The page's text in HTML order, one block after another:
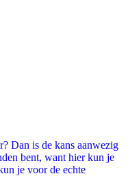
Dan is de kans aanwezig
bent, want hier kun je
je voor de echte